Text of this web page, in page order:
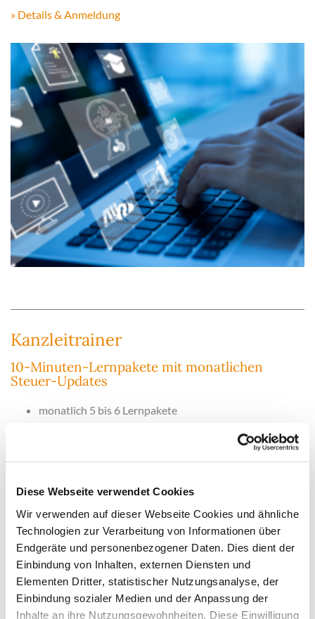
Diese Webseite verwendet Cookies
Wir verwenden auf dieser Webseite Cookies und ähnliche
Technologien zur Verarbeitung von Informationen über
Endgeräte und personenbezogener Daten. Dies dient der
Einbindung von Inhalten, externen Diensten und
Elementen Dritter, statistischer Nutzungsanalyse, der
Einbindung sozialer Medien und der Anpassung der
Inhalte an ihre Nutzungsgewohnheiten. Diese Einwilligung
» Details & Anmeldung
Kanzleitrainer
10-Minuten-Lernpakete mit monatlichen
Steuer-Updates
monatlich 5 bis 6 Lernpakete
Deutschlands umfassendste Steuerrechtsdatenbank
Musterformulierungen, Ablaufbeschreibungen usw.
für bis zu 3 Teilnehmer aus einer Kanzlei
Jeden Monat erhalten Sie 5 bis 6 Themenpakete mit
interaktiven Trainings, die sogar in kurzen Büro-Pausen
absolviert werden können. Teilnehmer, die die Tests dazu
erfolgreich absolvieren, fühlen sich sicher im Arbeitsalltag
und bekommen ihren Lernerfolg durch ein Zertifikat
bestätigt.